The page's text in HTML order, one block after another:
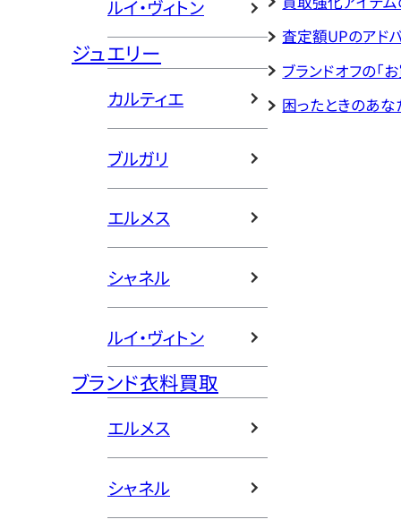
ルイ・ヴィトン
ジュエリー
カルティエ
ブルガリ
エルメス
シャネル
ルイ・ヴィトン
ブランド衣料買取
エルメス
シャネル
査定額UPのアド
ブランドオフの「
困ったときのあな